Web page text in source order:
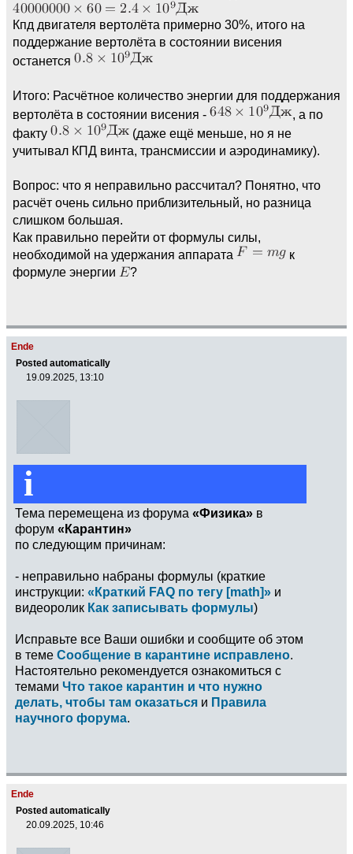
Кпд двигателя вертолёта примерно 30%, итого на
поддержание вертолёта в состоянии висения
останется
Итого: Расчётное количество энергии для поддержания
вертолёта в состоянии висения -
, а по
факту
(даже ещё меньше, но я не
учитывал КПД винта, трансмиссии и аэродинамику).
Вопрос: что я неправильно рассчитал? Понятно, что
расчёт очень сильно приблизительный, но разница
слишком большая.
Как правильно перейти от формулы силы,
необходимой на удержания аппарата
к
формуле энергии
?
Ende
Posted automatically
19.09.2025, 13:10
i
Тема перемещена из форума «Физика» в
форум «Карантин»
по следующим причинам:
- неправильно набраны формулы (краткие
инструкции: «Краткий FAQ по тегу [math]» и
видеоролик Как записывать формулы)
Исправьте все Ваши ошибки и сообщите об этом
в теме Сообщение в карантине исправлено.
Настоятельно рекомендуется ознакомиться с
темами Что такое карантин и что нужно
делать, чтобы там оказаться и Правила
научного форума.
Ende
Posted automatically
20.09.2025, 10:46